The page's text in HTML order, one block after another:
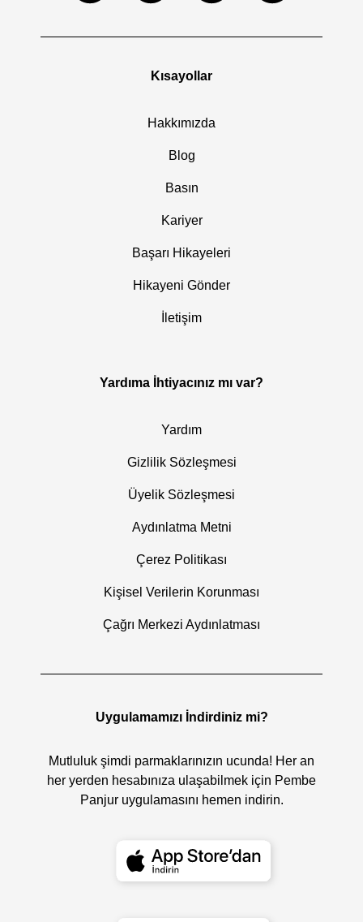
Kısayollar
Hakkımızda
Blog
Basın
Kariyer
Başarı Hikayeleri
Hikayeni Gönder
İletişim
Yardıma İhtiyacınız mı var?
Yardım
Gizlilik Sözleşmesi
Üyelik Sözleşmesi
Aydınlatma Metni
Çerez Politikası
Kişisel Verilerin Korunması
Çağrı Merkezi Aydınlatması
Uygulamamızı İndirdiniz mi?
Mutluluk şimdi parmaklarınızın ucunda! Her an
her yerden hesabınıza ulaşabilmek için Pembe
Panjur uygulamasını hemen indirin.